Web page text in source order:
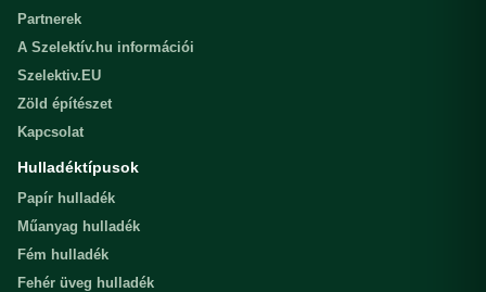
Partnerek
A Szelektív.hu információi
Szelektiv.EU
Zöld építészet
Kapcsolat
Hulladéktípusok
Papír hulladék
Műanyag hulladék
Fém hulladék
Fehér üveg hulladék